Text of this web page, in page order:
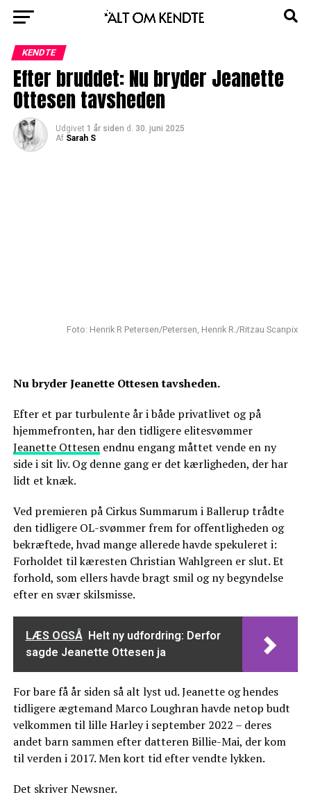
KENDTE
Efter bruddet: Nu bryder Jeanette
Ottesen tavsheden
Udgivet 1 år siden d. 30. juni 2025
Af Sarah S
Foto: Henrik R Petersen/Petersen, Henrik R./Ritzau Scanpix
Nu bryder Jeanette Ottesen tavsheden.
Efter et par turbulente år i både privatlivet og på
hjemmefronten, har den tidligere elitesvømmer
Jeanette Ottesenendnu engang måttet vende en ny
side i sit liv. Og denne gang er det kærligheden, der har
lidt et knæk.
Ved premieren på Cirkus Summarum i Ballerup trådte
den tidligere OL-svømmer frem for offentligheden og
bekræftede, hvad mange allerede havde spekuleret i:
Forholdet til kæresten Christian Wahlgreen er slut. Et
forhold, som ellers havde bragt smil og ny begyndelse
efter en svær skilsmisse.
LÆS OGSÅ Helt ny udfordring: Derfor
sagde Jeanette Ottesen ja
For bare få år siden så alt lyst ud. Jeanette og hendes
tidligere ægtemand Marco Loughran havde netop budt
velkommen til lille Harley i september 2022 – deres
andet barn sammen efter datteren Billie-Mai, der kom
til verden i 2017. Men kort tid efter vendte lykken.
Det skriver Newsner.